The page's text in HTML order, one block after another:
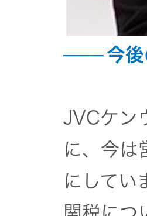
今
JVCケン
に、今は
にしてい